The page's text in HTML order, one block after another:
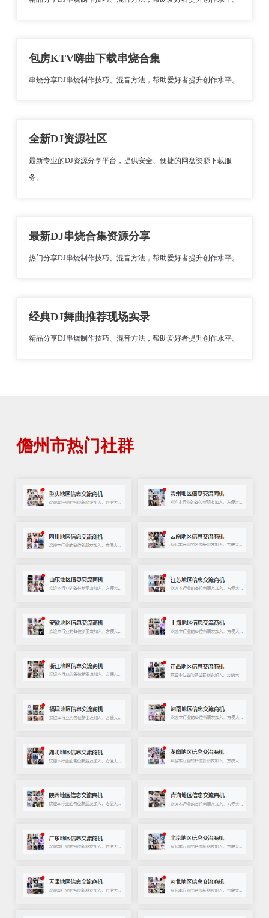
包房KTV嗨曲下载串烧合集
串烧分享DJ串烧制作技巧、混音方法，帮助爱好者提升创作水平。
全新DJ资源社区
最新专业的DJ资源分享平台，提供安全、便捷的网盘资源下载服
务。
最新DJ串烧合集资源分享
热门分享DJ串烧制作技巧、混音方法，帮助爱好者提升创作水平。
经典DJ舞曲推荐现场实录
精品分享DJ串烧制作技巧、混音方法，帮助爱好者提升创作水平。
儋州市热门社群